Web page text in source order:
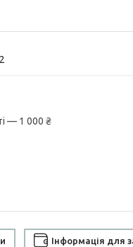
— 1 000 ₴
Інформація для